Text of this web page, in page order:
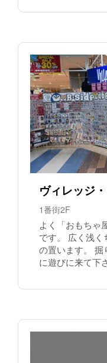
ヴィレッジ
1番街2F
よく「おもちゃ
です。 広く浅く
の置います。 掘
に遊びに来て下